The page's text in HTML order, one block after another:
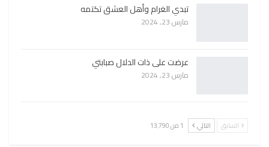
تبدي الغرام وأهل العشق تكتمه
مارس 23, 2024
عرضت على ذات الدلال صبابتي
مارس 23, 2024
السابق التالي 1 من 13٬790